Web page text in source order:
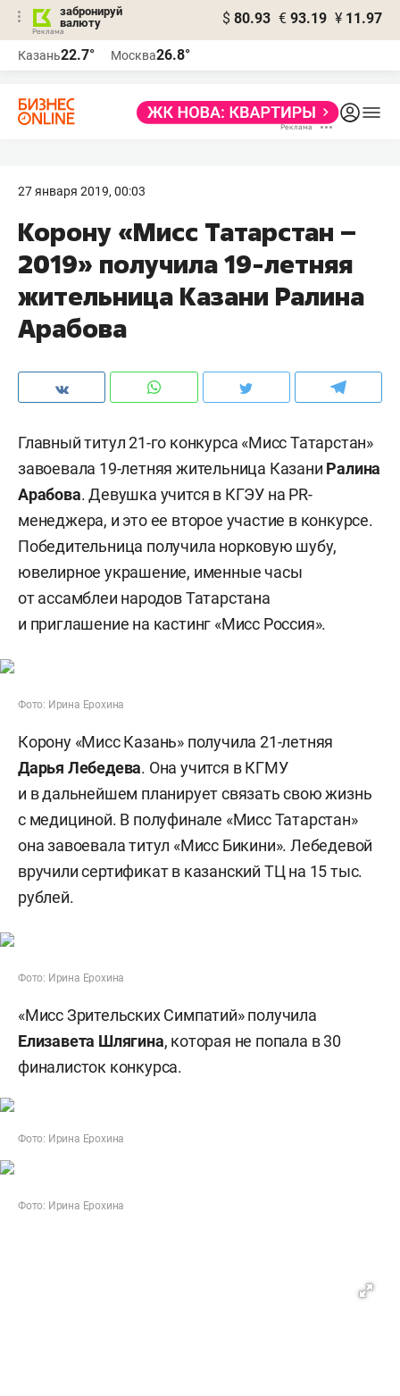
забронируй
валюту
$ 80.93 € 93.19 ¥ 11.97
Казань22.7° Москва26.8°
27 января 2019, 00:03
Корону «Мисс Татарстан –
2019» получила 19-летняя
жительница Казани Ралина
Арабова
Главный титул 21-го конкурса «Мисс Татарстан»
завоевала 19-летняя жительница Казани Ралина
Арабова. Девушка учится в КГЭУ на PR-
менеджера, и это ее второе участие в конкурсе.
Победительница получила норковую шубу,
ювелирное украшение, именные часы
от ассамблеи народов Татарстана
и приглашение на кастинг «Мисс Россия».
Фото: Ирина Ерохина
Корону «Мисс Казань» получила 21-летняя
Дарья Лебедева. Она учится в КГМУ
и в дальнейшем планирует связать свою жизнь
с медициной. В полуфинале «Мисс Татарстан»
она завоевала титул «Мисс Бикини». Лебедевой
вручили сертификат в казанский ТЦ на 15 тыс.
рублей.
Фото: Ирина Ерохина
«Мисс Зрительских Симпатий» получила
Елизавета Шлягина, которая не попала в 30
финалисток конкурса.
Фото: Ирина Ерохина
Фото: Ирина Ерохина